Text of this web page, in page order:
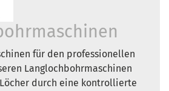
für den professionellen
Langlochbohrmaschinen
durch eine kontrollierte